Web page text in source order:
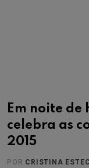
Em noite
celebra as
2015
POR CRISTINA